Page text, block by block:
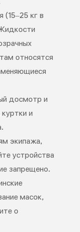
(15–25 кг в
относятся
досмотр и
и
экипажа,
устройства
запрещено.
масок,
о